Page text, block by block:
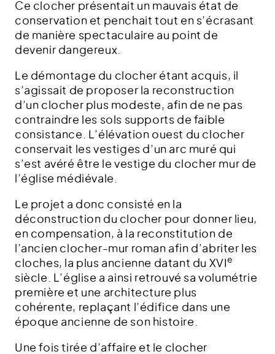
Ce clocher présentait un mauvais état de
conservation et penchait tout en s’écrasant
de manière spectaculaire au point de
devenir dangereux.
Le démontage du clocher étant acquis, il
s’agissait de proposer la reconstruction
d’un clocher plus modeste, afin de ne pas
contraindre les sols supports de faible
consistance. L’élévation ouest du clocher
conservait les vestiges d’un arc muré qui
s’est avéré être le vestige du clocher mur de
l’église médiévale.
Le projet a donc consisté en la
déconstruction du clocher pour donner lieu,
en compensation, à la reconstitution de
l’ancien clocher-mur roman afin d’abriter les
cloches, la plus ancienne datant du XVIe
siècle. L’église a ainsi retrouvé sa volumétrie
première et une architecture plus
cohérente, replaçant l’édifice dans une
époque ancienne de son histoire.
Une fois tirée d’affaire et le clocher